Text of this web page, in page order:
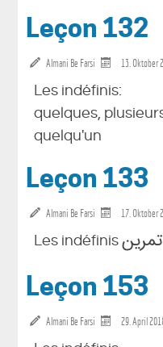
Leçon 132
Almani Be Farsi 13. Oktober
Les indéfinis:
quelques,
quelqu'un
Leçon 133
Almani Be Farsi 17. Oktober
Les indéfinis تمرین
Leçon 153
Almani Be Farsi 29. April